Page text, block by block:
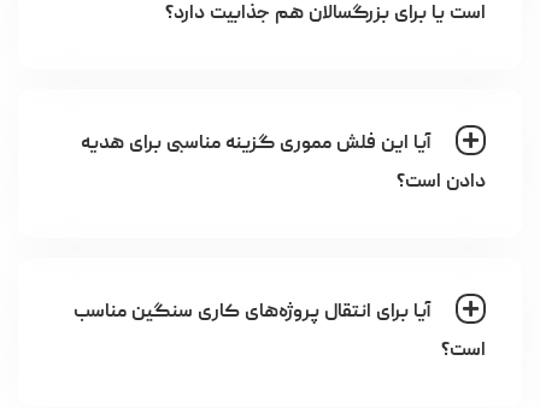
است یا برای بزرگسالان هم جذابیت دارد؟
آیا این فلش مموری گزینه مناسبی برای هدیه
دادن است؟
آیا برای انتقال پروژه‌های کاری سنگین مناسب
است؟